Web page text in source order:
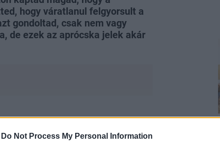
Do Not Process My Personal Information
hogy váratlanul felgyorsult a
gondoltad, csak nem vagy
de ezek az aprócska jelek akár
valószínűleg nincs miért aggódnod,
leggyakoribb típusa) jeleit akár már
Ezeket a tüneteket sokan